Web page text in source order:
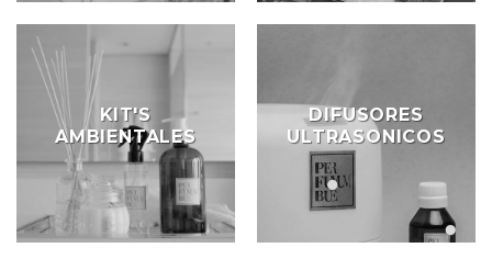
KIT'S
AMBIENTALES
DIFUSORES
ULTRASONICOS